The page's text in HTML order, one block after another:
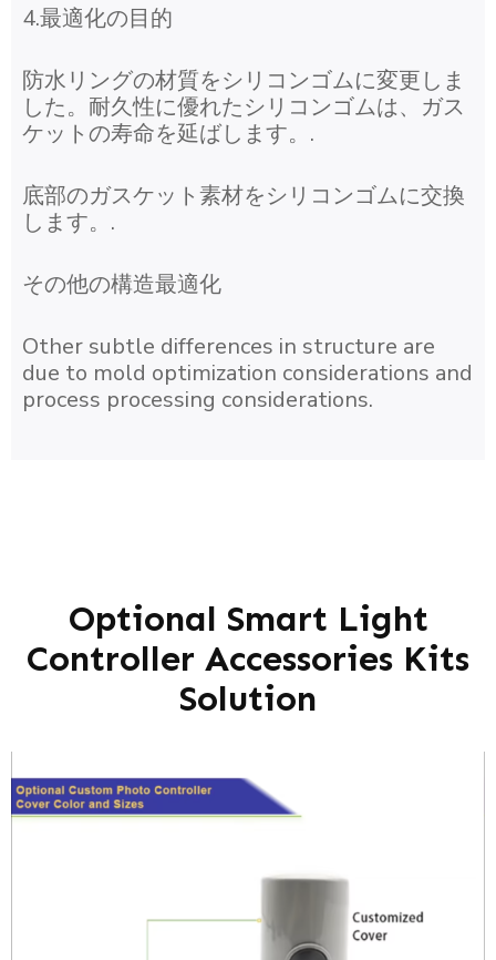
4.最適化の目的
防水リングの材質をシリコンゴムに変更しま
した。耐久性に優れたシリコンゴムは、ガス
ケットの寿命を延ばします。.
底部のガスケット素材をシリコンゴムに交換
します。.
その他の構造最適化
Other subtle differences in structure are
due to mold optimization considerations and
process processing considerations.
Optional Smart Light
Controller Accessories Kits
Solution